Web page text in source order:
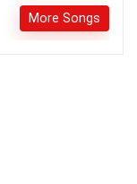
More Songs